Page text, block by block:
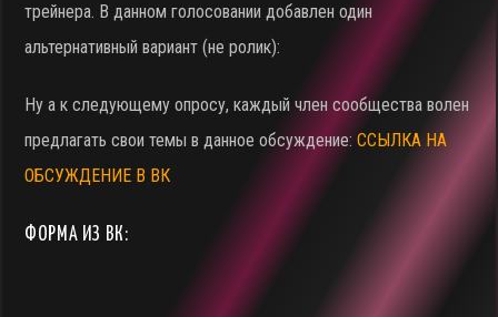
трейнера. В данном голосовании добавлен один
альтернативный вариант (не ролик):
Ну а к следующему опросу, каждый член сообщества волен
предлагать свои темы в данное обсуждение:ССЫЛКА НА
ОБСУЖДЕНИЕ В ВК
ФОРМА ИЗ ВК: